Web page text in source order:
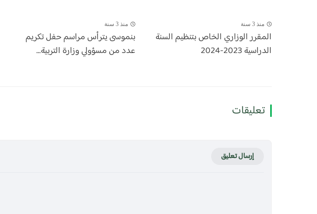
منذ 3 سنة
المقرر الوزاري الخاص بتنظيم السنة
الدراسية 2023-2024
منذ 3 سنة
بنموسى يترأس مراسم حفل تكريم
عدد من مسؤولي وزارة التربية...
تعليقات
إرسال تعليق